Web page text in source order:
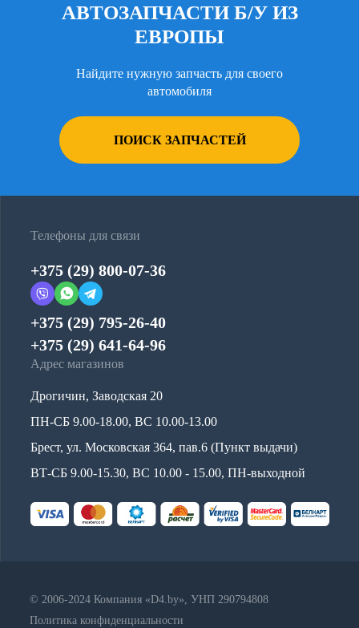
АВТОЗАПЧАСТИ Б/У ИЗ
ЕВРОПЫ
Найдите нужную запчасть для своего
автомобиля
ПОИСК ЗАПЧАСТЕЙ
Телефоны для связи
+375 (29) 800-07-36
+375 (29) 795-26-40
+375 (29) 641-64-96
Адрес магазинов
Дрогичин, Заводская 20
ПН-СБ 9.00-18.00, ВС 10.00-13.00
Брест, ул. Московская 364, пав.6 (Пункт выдачи)
ВТ-СБ 9.00-15.30, ВС 10.00 - 15.00, ПН-выходной
© 2006-2024 Компания «D4.by», УНП 290794808
Политика конфиденциальности